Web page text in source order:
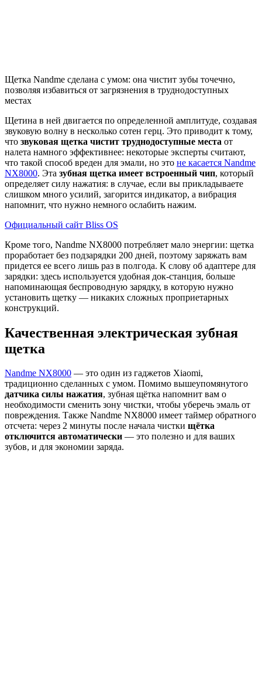
Щетка Nandme сделана с умом: она чистит зубы точечно,
позволяя избавиться от загрязнения в труднодоступных
местах
Щетина в ней двигается по определенной амплитуде, создавая
звуковую волну в несколько сотен герц. Это приводит к тому,
что звуковая щетка чистит труднодоступные места от
налета намного эффективнее: некоторые эксперты считают,
что такой способ вреден для эмали, но это не касается Nandme
NX8000. Эта зубная щетка имеет встроенный чип, который
определяет силу нажатия: в случае, если вы прикладываете
слишком много усилий, загорится индикатор, а вибрация
напомнит, что нужно немного ослабить нажим.
Официальный сайт Bliss OS
Кроме того, Nandme NX8000 потребляет мало энергии: щетка
проработает без подзарядки 200 дней, поэтому заряжать вам
придется ее всего лишь раз в полгода. К слову об адаптере для
зарядки: здесь используется удобная док-станция, больше
напоминающая беспроводную зарядку, в которую нужно
установить щетку — никаких сложных проприетарных
конструкций.
Качественная электрическая зубная
щетка
Nandme NX8000 — это один из гаджетов Xiaomi,
традиционно сделанных с умом. Помимо вышеупомянутого
датчика силы нажатия, зубная щётка напомнит вам о
необходимости сменить зону чистки, чтобы уберечь эмаль от
повреждения. Также Nandme NX8000 имеет таймер обратного
отсчета: через 2 минуты после начала чистки щётка
отключится автоматически — это полезно и для ваших
зубов, и для экономии заряда.